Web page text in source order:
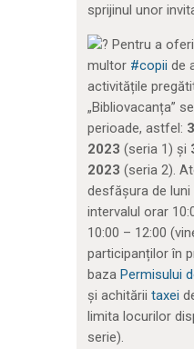
sprijinul unor
Pentru a
multor #copii de
activitățile
„Bibliovacanța”
perioade, astfel:
2023 (seria 1) și
2023 (seria 2).
desfășura de luni
intervalul orar
10:00 – 12:00
participanților în
baza Permisului
și achitării taxei
limita locurilor
serie).